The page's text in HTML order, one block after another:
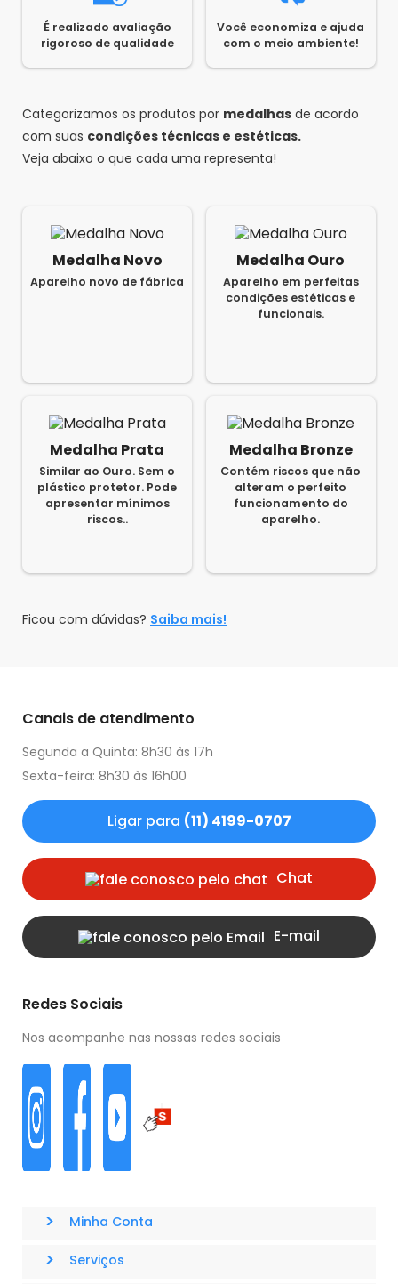
É realizado avaliação
rigoroso de qualidade
Você economiza e ajuda
com o meio ambiente!
Categorizamos os produtos por medalhas de acordo
com suas condições técnicas e estéticas.
Veja abaixo o que cada uma representa!
Medalha Novo
Aparelho novo de fábrica
Medalha Ouro
Aparelho em perfeitas
condições estéticas e
funcionais.
Medalha Prata
Similar ao Ouro. Sem o
plástico protetor. Pode
apresentar mínimos
riscos..
Medalha Bronze
Contém riscos que não
alteram o perfeito
funcionamento do
aparelho.
Ficou com dúvidas? Saiba mais!
Canais de atendimento
Segunda a Quinta: 8h30 às 17h
Sexta-feira: 8h30 às 16h00
Ligar para (11) 4199-0707
Chat
E-mail
Redes Sociais
Nos acompanhe nas nossas redes sociais
> Minha Conta
> Serviços